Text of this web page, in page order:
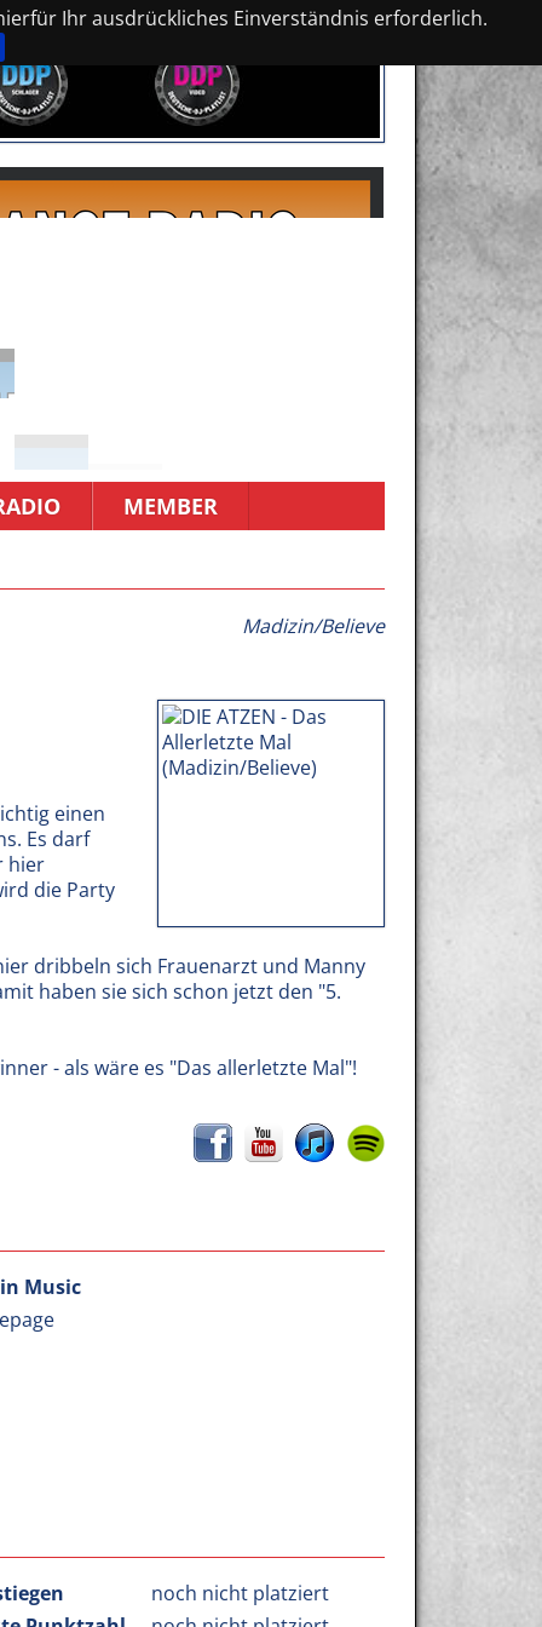
Ihr ausdrückliches Einverständnis erforderlich.
MEMBER
Madizin/Believe
einen
Es darf
hier
die Party
dribbeln sich Frauenarzt und Manny
haben sie sich schon jetzt den "5.
- als wäre es "Das allerletzte Mal"!
Music
noch nicht platziert